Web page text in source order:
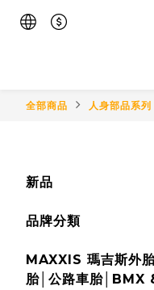
全部商品 人身部品系列
新品
品牌分類
MAXXIS 瑪吉斯外
胎│公路車胎│BMX